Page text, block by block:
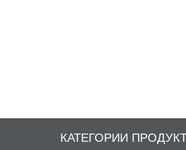
КАТЕГОРИИ